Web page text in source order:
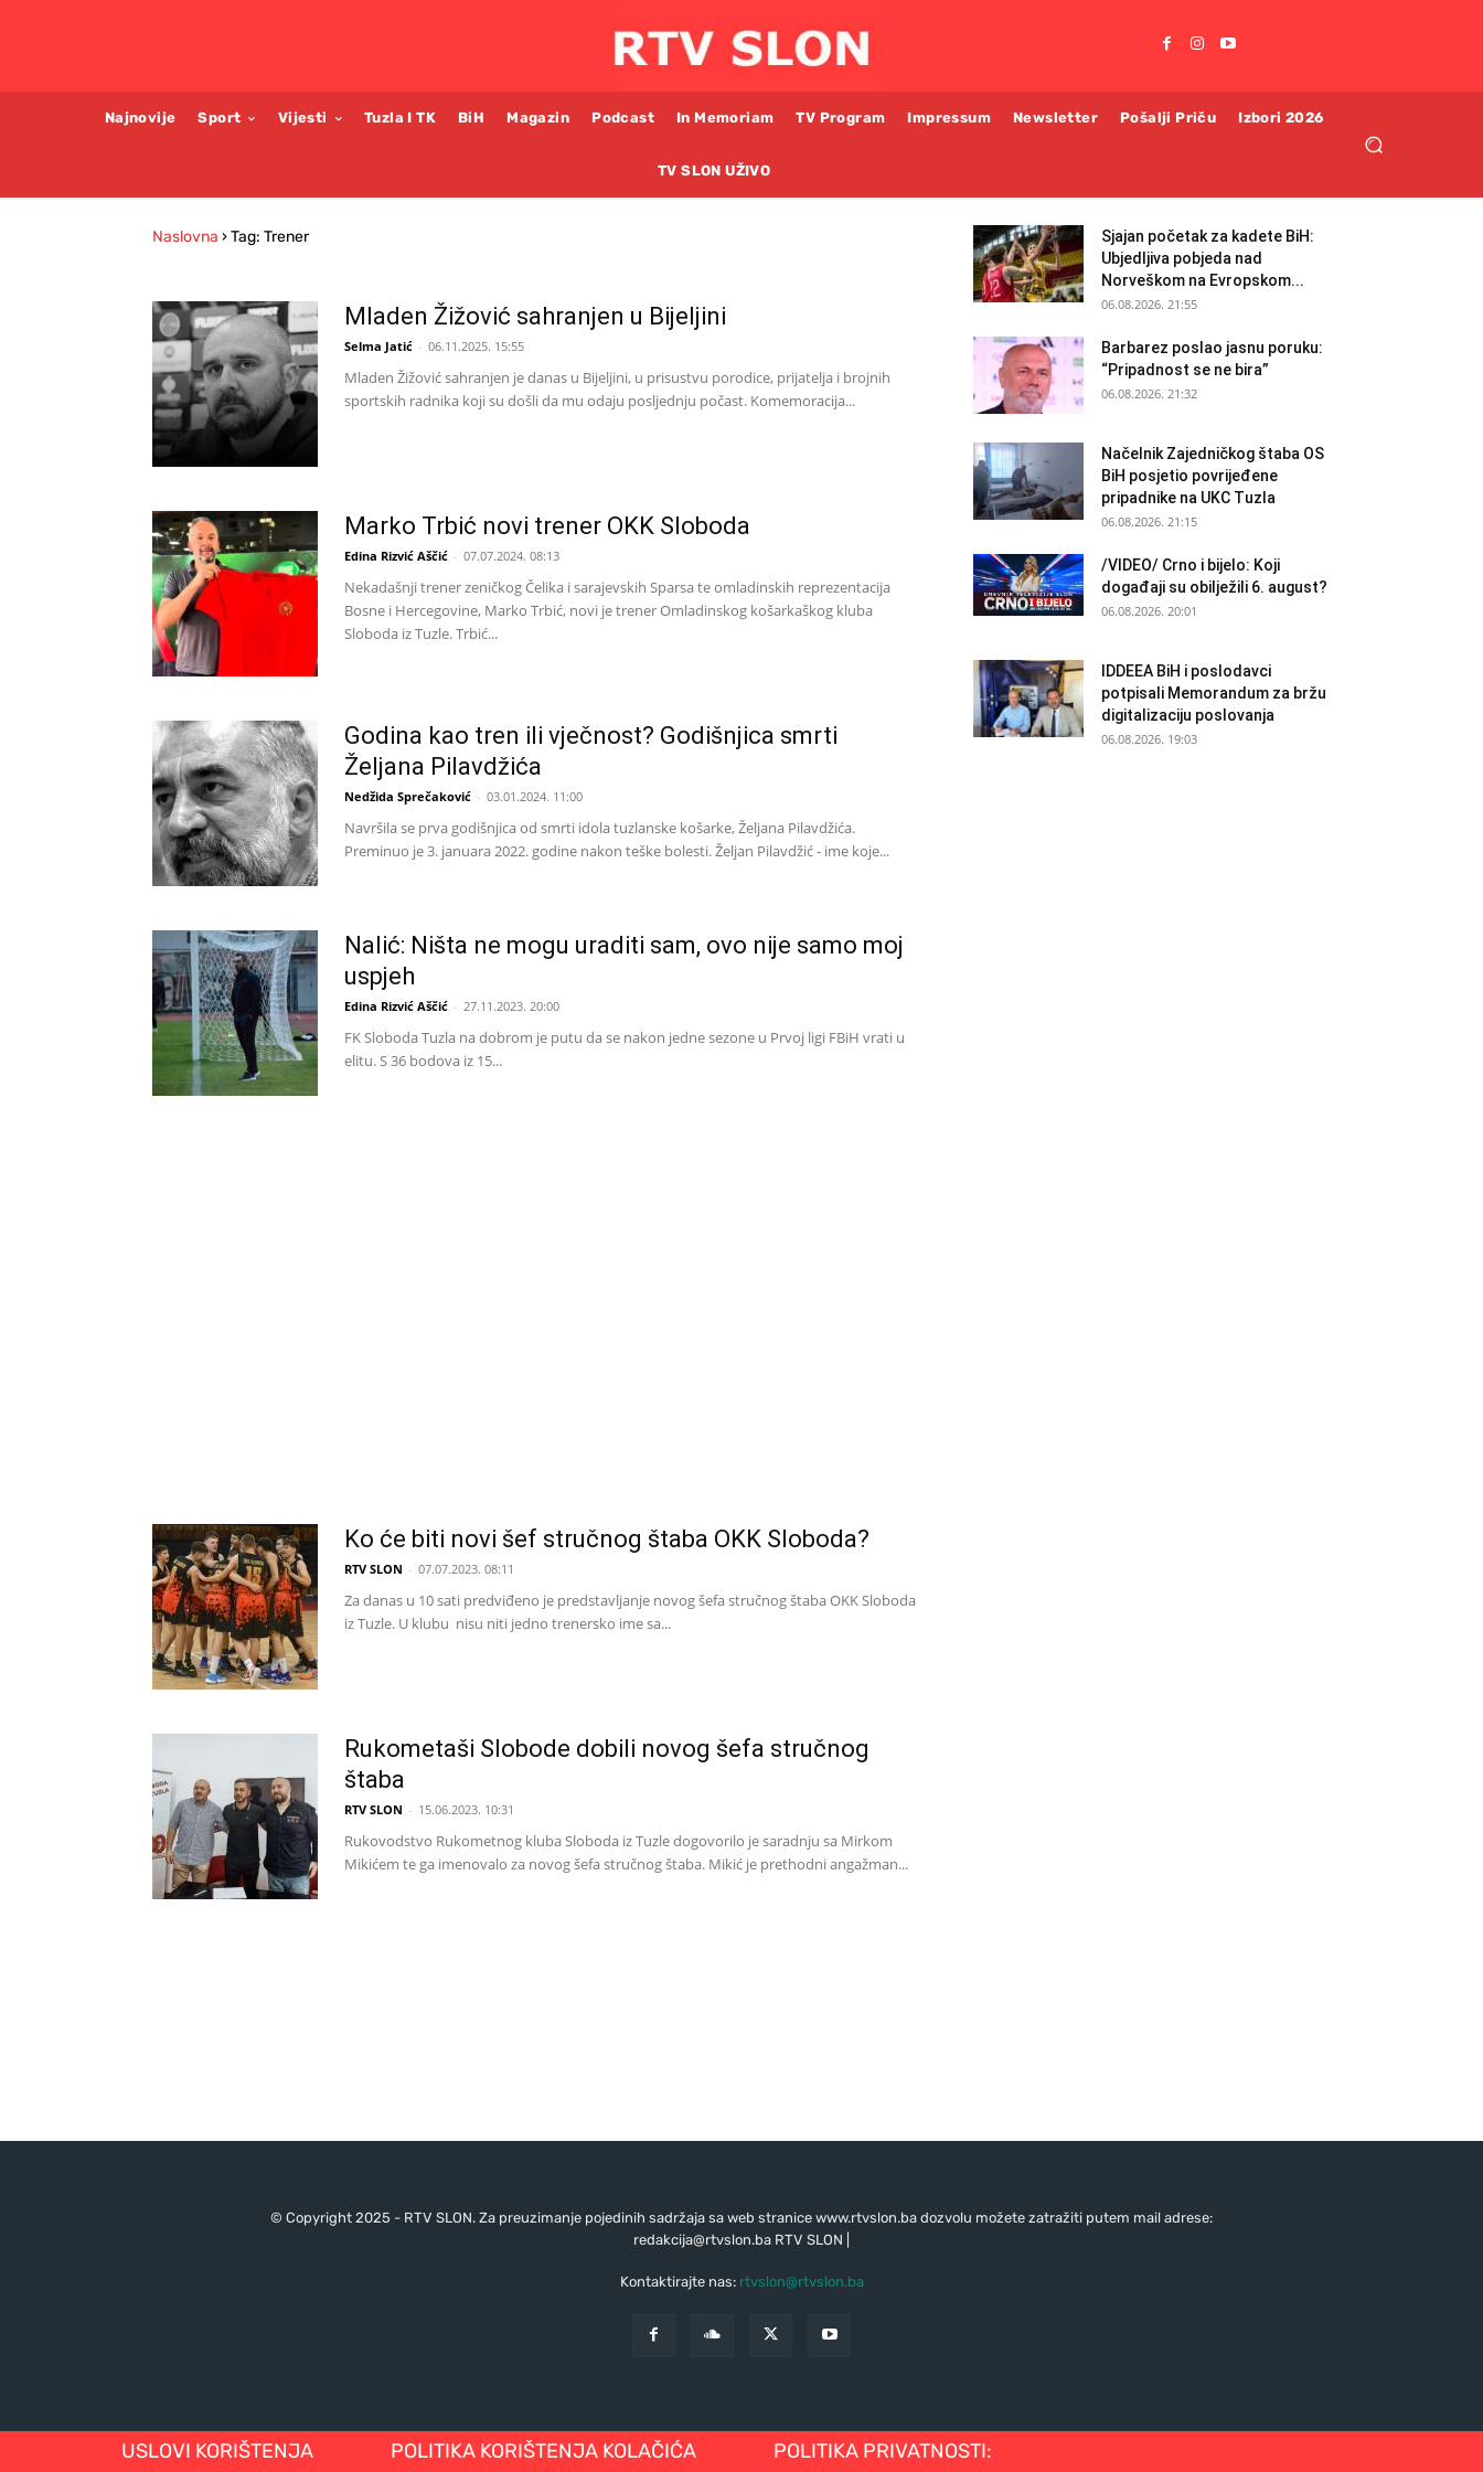
Najnovije Sport Vijesti Tuzla I TK BiH Magazin Podcast In Memoriam TV Program Impressum Newsletter Pošalji Priču Izbori 2026
TV SLON UŽIVO
Naslovna ›Tag: Trener
Mladen Žižović sahranjen u Bijeljini
Selma Jatić - 06.11.2025. 15:55
Mladen Žižović sahranjen je danas u Bijeljini, u prisustvu porodice, prijatelja i brojnih
sportskih radnika koji su došli da mu odaju posljednju počast. Komemoracija...
Marko Trbić novi trener OKK Sloboda
Edina Rizvić Aščić - 07.07.2024. 08:13
Nekadašnji trener zeničkog Čelika i sarajevskih Sparsa te omladinskih reprezentacija
Bosne i Hercegovine, Marko Trbić, novi je trener Omladinskog košarkaškog kluba
Sloboda iz Tuzle. Trbić...
Godina kao tren ili vječnost? Godišnjica smrti
Željana Pilavdžića
Nedžida Sprečaković - 03.01.2024. 11:00
Navršila se prva godišnjica od smrti idola tuzlanske košarke, Željana Pilavdžića.
Preminuo je 3. januara 2022. godine nakon teške bolesti. Željan Pilavdžić - ime koje...
Nalić: Ništa ne mogu uraditi sam, ovo nije samo moj
uspjeh
Edina Rizvić Aščić - 27.11.2023. 20:00
FK Sloboda Tuzla na dobrom je putu da se nakon jedne sezone u Prvoj ligi FBiH vrati u
elitu. S 36 bodova iz 15...
Ko će biti novi šef stručnog štaba OKK Sloboda?
RTV SLON - 07.07.2023. 08:11
Za danas u 10 sati predviđeno je predstavljanje novog šefa stručnog štaba OKK Sloboda
iz Tuzle. U klubu nisu niti jedno trenersko ime sa...
Rukometaši Slobode dobili novog šefa stručnog
štaba
RTV SLON - 15.06.2023. 10:31
Rukovodstvo Rukometnog kluba Sloboda iz Tuzle dogovorilo je saradnju sa Mirkom
Mikićem te ga imenovalo za novog šefa stručnog štaba. Mikić je prethodni angažman...
Sjajan početak za kadete BiH:
Ubjedljiva pobjeda nad
Norveškom na Evropskom...
06.08.2026. 21:55
Barbarez poslao jasnu poruku:
“Pripadnost se ne bira”
06.08.2026. 21:32
Načelnik Zajedničkog štaba OS
BiH posjetio povrijeđene
pripadnike na UKC Tuzla
06.08.2026. 21:15
/VIDEO/ Crno i bijelo: Koji
događaji su obilježili 6. august?
06.08.2026. 20:01
IDDEEA BiH i poslodavci
potpisali Memorandum za bržu
digitalizaciju poslovanja
06.08.2026. 19:03
© Copyright 2025 - RTV SLON. Za preuzimanje pojedinih sadržaja sa web stranice www.rtvslon.ba dozvolu možete zatražiti putem mail adrese:
redakcija@rtvslon.baRTV SLON |
Kontaktirajte nas: rtvslon@rtvslon.ba
USLOVI KORIŠTENJA POLITIKA KORIŠTENJA KOLAČIĆA POLITIKA PRIVATNOSTI: